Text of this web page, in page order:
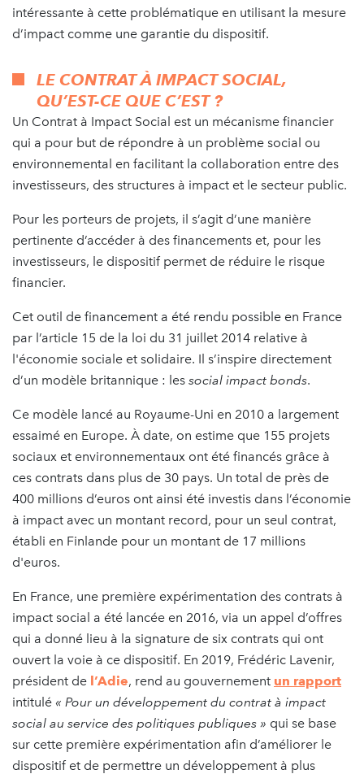
intéressante à cette problématique en utilisant la mesure
d’impact comme une garantie du dispositif.
LE CONTRAT À IMPACT SOCIAL,
QU’EST-CE QUE C’EST ?
Un Contrat à Impact Social est un mécanisme financier
qui a pour but de répondre à un problème social ou
environnemental en facilitant la collaboration entre des
investisseurs, des structures à impact et le secteur public.
Pour les porteurs de projets, il s’agit d’une manière
pertinente d’accéder à des financements et, pour les
investisseurs, le dispositif permet de réduire le risque
financier.
Cet outil de financement a été rendu possible en France
par l’article 15 de la loi du 31 juillet 2014 relative à
l'économie sociale et solidaire. Il s’inspire directement
d’un modèle britannique : les social impact bonds.
Ce modèle lancé au Royaume-Uni en 2010 a largement
essaimé en Europe. À date, on estime que 155 projets
sociaux et environnementaux ont été financés grâce à
ces contrats dans plus de 30 pays. Un total de près de
400 millions d’euros ont ainsi été investis dans l’économie
à impact avec un montant record, pour un seul contrat,
établi en Finlande pour un montant de 17 millions
d'euros.
En France, une première expérimentation des contrats à
impact social a été lancée en 2016, via un appel d’offres
qui a donné lieu à la signature de six contrats qui ont
ouvert la voie à ce dispositif. En 2019, Frédéric Lavenir,
président de l’Adie, rend au gouvernement un rapport
intitulé « Pour un développement du contrat à impact
social au service des politiques publiques » qui se base
sur cette première expérimentation afin d’améliorer le
dispositif et de permettre un développement à plus